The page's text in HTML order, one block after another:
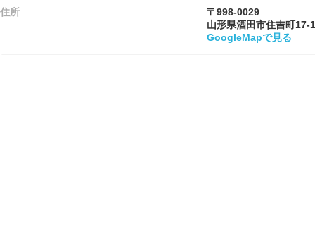
住所
〒998-0029
山形県酒田市住吉町17-1
GoogleMapで見る